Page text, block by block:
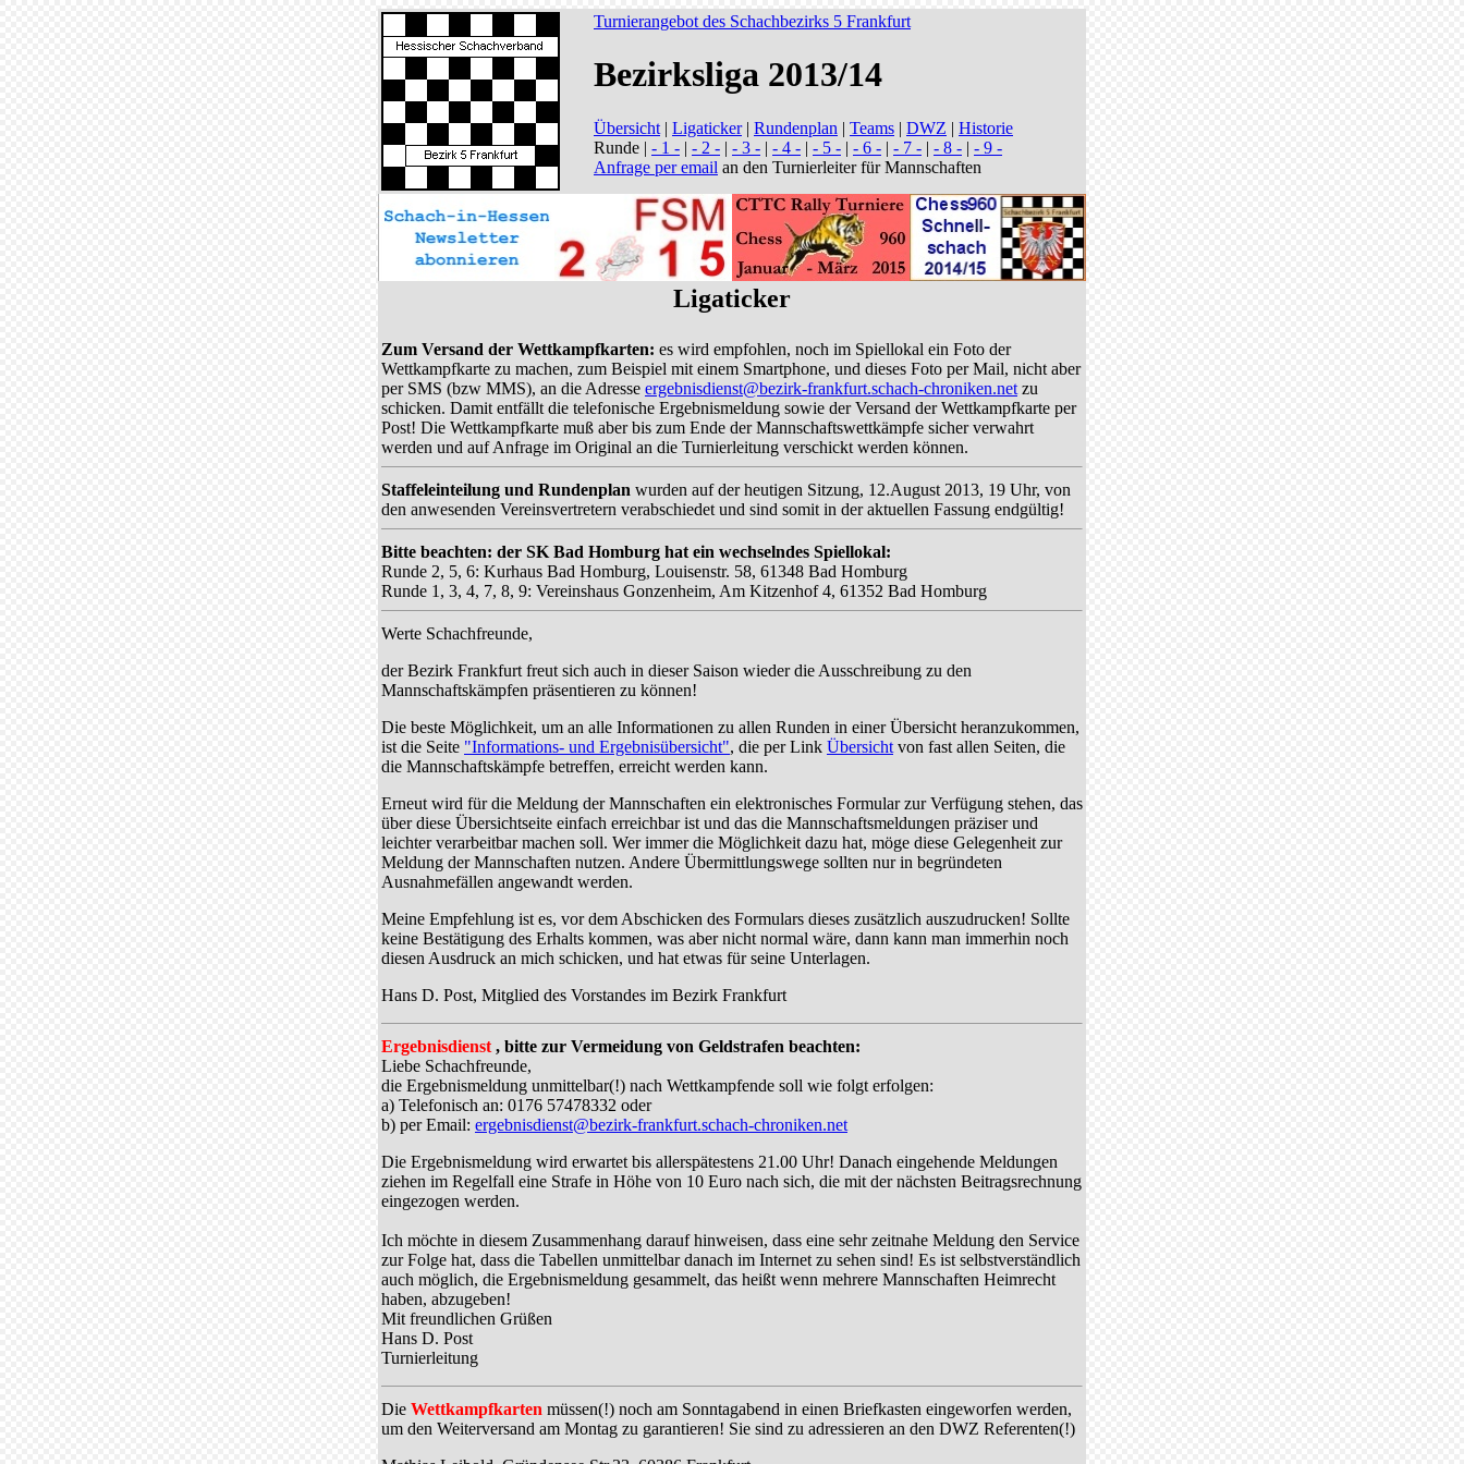
Turnierangebot des Schachbezirks 5 Frankfurt
Bezirksliga 2013/14
Übersicht | Ligaticker| Rundenplan | Teams | DWZ | Historie
Runde | - 1 - | - 2 - | - 3 - | - 4 - | - 5 - | - 6 - | - 7 - | - 8 - | - 9 -
Anfrage per email an den Turnierleiter für Mannschaften
Ligaticker
Zum Versand der Wettkampfkarten: es wird empfohlen, noch im Spiellokal ein Foto der
Wettkampfkarte zu machen, zum Beispiel mit einem Smartphone, und dieses Foto per Mail, nicht aber
per SMS (bzw MMS), an die Adresse ergebnisdienst@bezirk-frankfurt.schach-chroniken.net zu
schicken. Damit entfällt die telefonische Ergebnismeldung sowie der Versand der Wettkampfkarte per
Post! Die Wettkampfkarte muß aber bis zum Ende der Mannschaftswettkämpfe sicher verwahrt
werden und auf Anfrage im Original an die Turnierleitung verschickt werden können.
Staffeleinteilung und Rundenplan wurden auf der heutigen Sitzung, 12.August 2013, 19 Uhr, von
den anwesenden Vereinsvertretern verabschiedet und sind somit in der aktuellen Fassung endgültig!
Bitte beachten: der SK Bad Homburg hat ein wechselndes Spiellokal:
Runde 2, 5, 6: Kurhaus Bad Homburg, Louisenstr. 58, 61348 Bad Homburg
Runde 1, 3, 4, 7, 8, 9: Vereinshaus Gonzenheim, Am Kitzenhof 4, 61352 Bad Homburg
Werte Schachfreunde,
der Bezirk Frankfurt freut sich auch in dieser Saison wieder die Ausschreibung zu den
Mannschaftskämpfen präsentieren zu können!
Die beste Möglichkeit, um an alle Informationen zu allen Runden in einer Übersicht heranzukommen,
ist die Seite "Informations- und Ergebnisübersicht", die per Link Übersicht von fast allen Seiten, die
die Mannschaftskämpfe betreffen, erreicht werden kann.
Erneut wird für die Meldung der Mannschaften ein elektronisches Formular zur Verfügung stehen, das
über diese Übersichtseite einfach erreichbar ist und das die Mannschaftsmeldungen präziser und
leichter verarbeitbar machen soll. Wer immer die Möglichkeit dazu hat, möge diese Gelegenheit zur
Meldung der Mannschaften nutzen. Andere Übermittlungswege sollten nur in begründeten
Ausnahmefällen angewandt werden.
Meine Empfehlung ist es, vor dem Abschicken des Formulars dieses zusätzlich auszudrucken! Sollte
keine Bestätigung des Erhalts kommen, was aber nicht normal wäre, dann kann man immerhin noch
diesen Ausdruck an mich schicken, und hat etwas für seine Unterlagen.
Hans D. Post, Mitglied des Vorstandes im Bezirk Frankfurt
Ergebnisdienst , bitte zur Vermeidung von Geldstrafen beachten:
Liebe Schachfreunde,
die Ergebnismeldung unmittelbar(!) nach Wettkampfende soll wie folgt erfolgen:
a) Telefonisch an: 0176 57478332 oder
b) per Email: ergebnisdienst@bezirk-frankfurt.schach-chroniken.net
Die Ergebnismeldung wird erwartet bis allerspätestens 21.00 Uhr! Danach eingehende Meldungen
ziehen im Regelfall eine Strafe in Höhe von 10 Euro nach sich, die mit der nächsten Beitragsrechnung
eingezogen werden.
Ich möchte in diesem Zusammenhang darauf hinweisen, dass eine sehr zeitnahe Meldung den Service
zur Folge hat, dass die Tabellen unmittelbar danach im Internet zu sehen sind! Es ist selbstverständlich
auch möglich, die Ergebnismeldung gesammelt, das heißt wenn mehrere Mannschaften Heimrecht
haben, abzugeben!
Mit freundlichen Grüßen
Hans D. Post
Turnierleitung
Die Wettkampfkarten müssen(!) noch am Sonntagabend in einen Briefkasten eingeworfen werden,
um den Weiterversand am Montag zu garantieren! Sie sind zu adressieren an den DWZ Referenten(!)